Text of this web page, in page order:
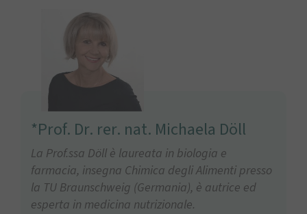
*Prof. Dr. rer. nat. Michaela Döll
La Prof.ssa Döll è laureata in biologia e
farmacia, insegna Chimica degli Alimenti presso
la TU Braunschweig (Germania), è autrice ed
esperta in medicina nutrizionale.